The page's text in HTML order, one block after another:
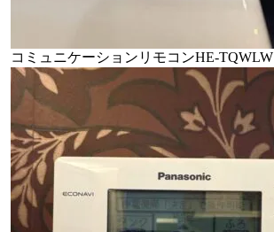
コミュニケーションリモコンHE-TQWLW